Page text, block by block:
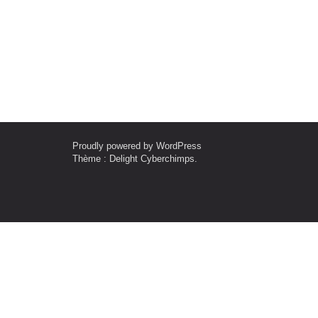
Proudly powered by WordPress
Thème : Delight Cyberchimps.